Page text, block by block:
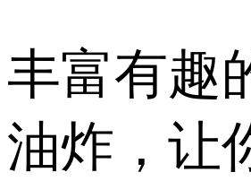
丰富有趣
油炸，让